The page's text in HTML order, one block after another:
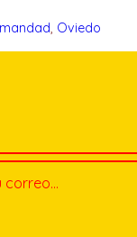
, Oviedo
correo…